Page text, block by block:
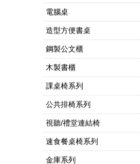
電腦桌
造型方便書桌
鋼製公文櫃
木製書櫃
課桌椅系列
公共排椅系列
視聽/禮堂連結椅
速食餐桌椅系列
金庫系列